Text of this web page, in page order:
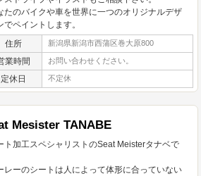
たのバイクや車を世界に一つのオリジナルデザ
でペイントします。
住所 新潟県新潟市西蒲区巻大原800
業時間 お問い合わせください。
定休日 不定休
Mesister TANABE
ト加工スペシャリストのSeat Meisterタナベで
レーのシートは人によって体形に合っていない